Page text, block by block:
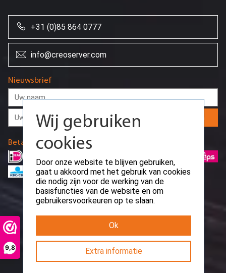
+31 (0)85 864 0777
info@creoserver.com
Nieuwsbrief
Betaalmethodes
Wij gebruiken
cookies
gaat u akkoord met het gebruik van cookies
die nodig zijn voor de werking van de
basisfuncties van de website en om
gebruikersvoorkeuren op te slaan.
Ok
Extra informatie
Request error